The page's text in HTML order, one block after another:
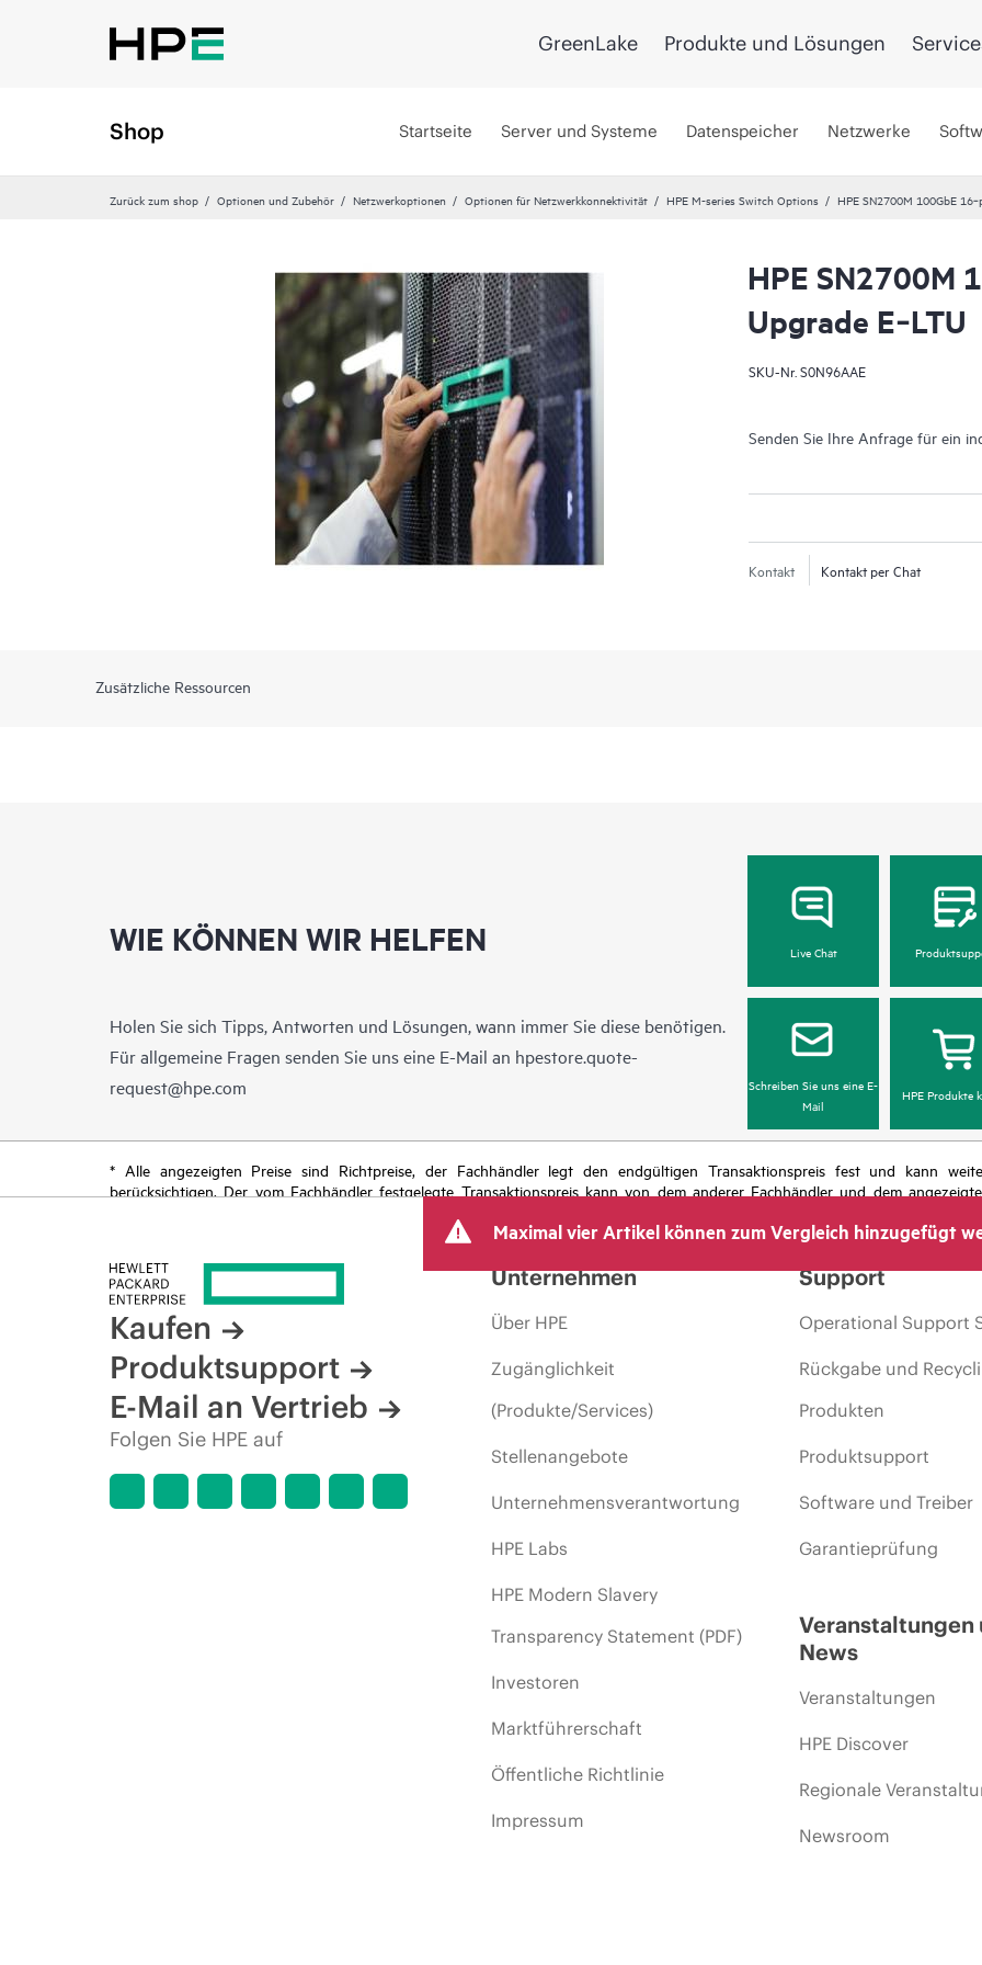
GreenLake Produkte und Lösungen
Shop Startseite Server und Systeme Datenspeicher Netzwerke
Zurück zum shop Optionen und Zubehör Netzwerkoptionen Optionen für Netzwerkkonnektivität HPE M-series Switch Options HPE SN2700M 100GbE
HPE SN2700M
Upgrade E‑LTU
SKU-Nr. S0N96AAE
Senden Sie Ihre Anfrage für ein
Kontakt Kontakt per Chat
Zusätzliche Ressourcen
WIE KÖNNEN WIR HELFEN
Holen Sie sich Tipps, Antworten und Lösungen, wann immer Sie diese benötigen.
Für allgemeine Fragen senden Sie uns eine E-Mail an hpestore.quote-
request@hpe.com
Live Chat
Schreiben Sie uns eine E-
Mail
HPE Produkte
* Alle angezeigten Preise sind Richtpreise, der Fachhändler legt den endgültigen Transaktionspreis fest und kann
berücksichtigen. Der vom Fachhändler festgelegte Transaktionspreis kann von dem anderer Fachhändler und dem
von Produkten, eingeschränkter Produktverfügbarkeit, dem Ende der Lebensdauer von Werbeaktionen und Fehlern in der
Maximal vier Artikel können zum Vergleich hinzugefügt
Kaufen
Produktsupport
E-Mail an Vertrieb
Folgen Sie HPE auf
Unternehmen
Über HPE
Zugänglichkeit
(Produkte/Services)
Stellenangebote
Unternehmensverantwortung
HPE Labs
HPE Modern Slavery
Transparency Statement (PDF)
Investoren
Marktführerschaft
Öffentliche Richtlinie
Impressum
Support
Operational Support
Rückgabe und
Produkten
Produktsupport
Software und Treiber
Garantieprüfung
Veranstaltungen
News
Veranstaltungen
HPE Discover
Regionale
Newsroom